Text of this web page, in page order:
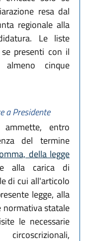
resa dal
regionale alla
Le liste
presenti con il
almeno cinque
a Presidente
entro
del termine
della legge
alla carica di
di cui all'articolo
legge, alla
statale
le necessarie